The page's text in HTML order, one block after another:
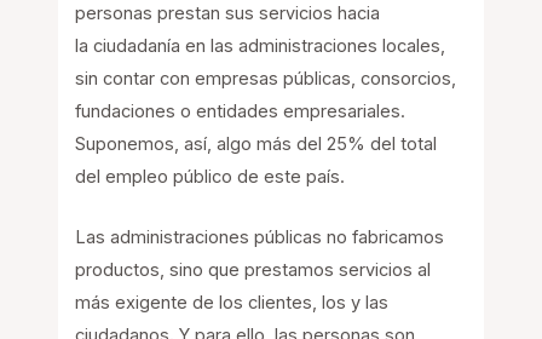
personas prestan sus servicios hacia
la ciudadanía en las administraciones locales,
sin contar con empresas públicas, consorcios,
fundaciones o entidades empresariales.
Suponemos, así, algo más del 25% del total
del empleo público de este país.
Las administraciones públicas no fabricamos
productos, sino que prestamos servicios al
más exigente de los clientes, los y las